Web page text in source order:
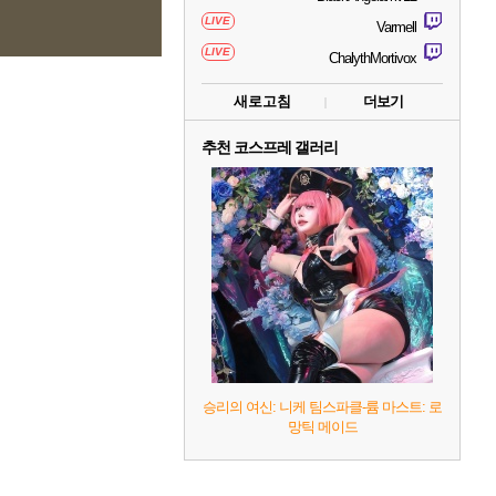
LIVE Varmell
LIVE ChalythMortivox
새로고침 더보기
추천 코스프레 갤러리
승리의 여신: 니케 팀스파클-륨 마스트: 로
망틱 메이드